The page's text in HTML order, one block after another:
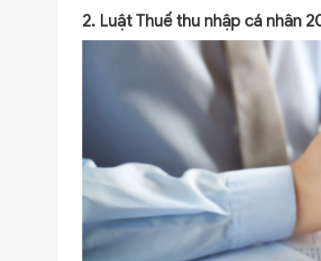
2. Luật Thuế thu nhập cá nhân